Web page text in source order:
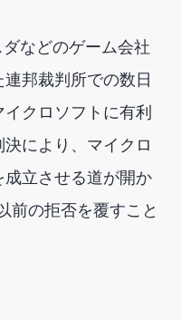
などのゲーム会社
邦裁判所での数日
クロソフトに有利
により、マイクロ
立させる道が開か
前の拒否を覆すこと